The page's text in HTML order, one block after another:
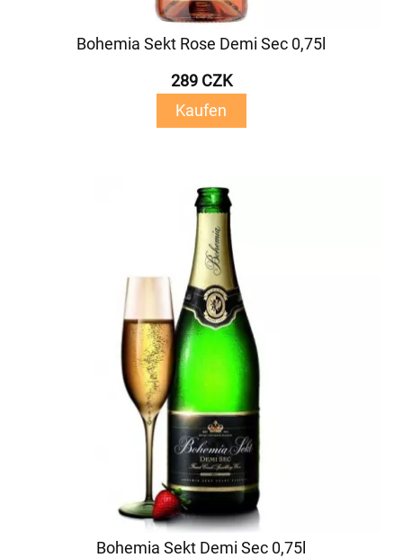
Bohemia Sekt Rose Demi Sec 0,75l
289 CZK
Kaufen
Bohemia Sekt Demi Sec 0,75l